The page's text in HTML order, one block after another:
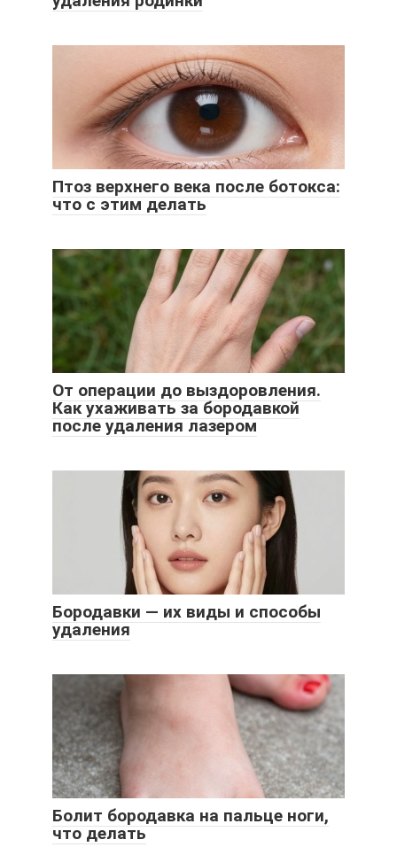
Птоз верхнего века после ботокса:
что с этим делать
От операции до выздоровления.
Как ухаживать за бородавкой
после удаления лазером
Бородавки — их виды и способы
удаления
Болит бородавка на пальце ноги,
что делать